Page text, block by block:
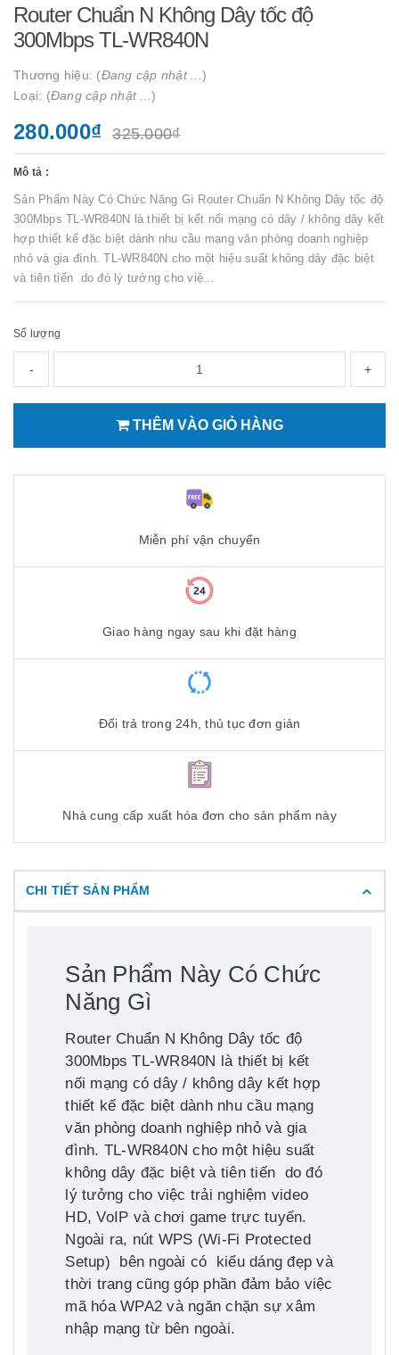
Router Chuẩn N Không Dây tốc độ
300Mbps TL-WR840N
Thương hiệu: (Đang cập nhật ... )
Loại: (Đang cập nhật ... )
280.000₫ 325.000₫
Mô tả :
Sản Phẩm Này Có Chức Năng Gì Router Chuẩn N Không Dây tốc độ
300Mbps TL-WR840N là thiết bị kết nối mạng có dây / không dây kết
hợp thiết kế đặc biệt dành nhu cầu mạng văn phòng doanh nghiệp
nhỏ và gia đình. TL-WR840N cho một hiệu suất không dây đặc biệt
và tiên tiến do đó lý tưởng cho việ...
Số lượng
- +
THÊM VÀO GIỎ HÀNG
Miễn phí vận chuyển
Giao hàng ngay sau khi đặt hàng
Đổi trả trong 24h, thủ tục đơn giản
Nhà cung cấp xuất hóa đơn cho sản phẩm này
CHI TIẾT SẢN PHẨM
Sản Phẩm Này Có Chức
Năng Gì
Router Chuẩn N Không Dây tốc độ
300Mbps TL-WR840N là thiết bị kết
nối mạng có dây / không dây kết hợp
thiết kế đặc biệt dành nhu cầu mạng
văn phòng doanh nghiệp nhỏ và gia
đình. TL-WR840N cho một hiệu suất
không dây đặc biệt và tiên tiến do đó
lý tưởng cho việc trải nghiệm video
HD, VoIP và chơi game trực tuyến.
Ngoài ra, nút WPS (Wi-Fi Protected
Setup) bên ngoài có kiểu dáng đẹp và
thời trang cũng góp phần đảm bảo việc
mã hóa WPA2 và ngăn chặn sự xâm
nhập mạng từ bên ngoài.